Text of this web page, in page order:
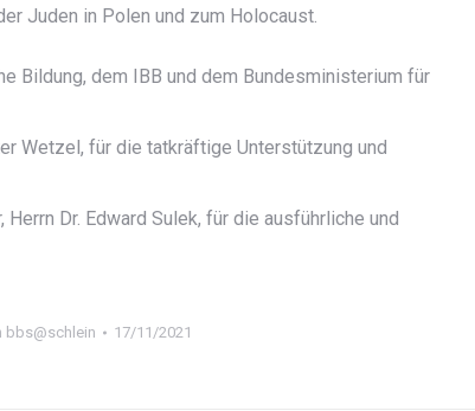
Juden in Polen und zum Holocaust.
Bildung, dem IBB und dem Bundesministerium für
Wetzel, für die tatkräftige Unterstützung und
Dr. Edward Sulek, für die ausführliche und
bbs@schlein 17/11/2021